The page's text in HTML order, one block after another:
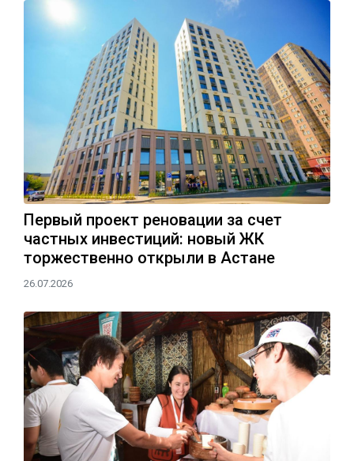
Первый проект реновации за счет
частных инвестиций: новый ЖК
торжественно открыли в Астане
26.07.2026